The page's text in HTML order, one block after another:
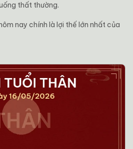
thất thường.
nay chính là lợi thế lớn nhất của